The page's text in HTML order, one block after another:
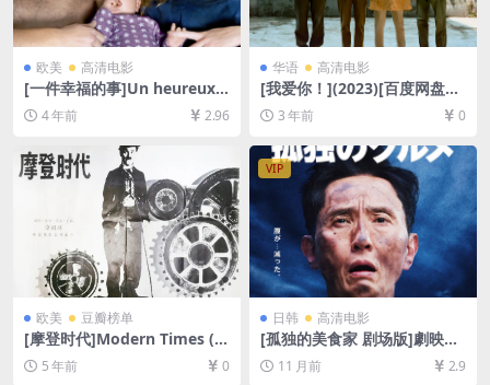
欧美 高清电影
[一件幸福的事]Un heureux é
vénement (2011)[百度网盘
+迅雷云盘资源1080P超清未
删减][MP4/6.6GB][中文字幕]
4 年前 2.96
华语 高清电影
[我爱你！](2023)[百度网盘
+迅雷云盘资源1080P超清未
删减][MKV/2GB][中英字幕]
3 年前 0
欧美 豆瓣榜单
[摩登时代]Modern Times (1
936)[百度网盘+迅雷云盘资源
1080P超清未删减][MKV/3.7G
5 年前 0
VIP
日韩 高清电影
[孤独的美食家 剧场版]劇映画
孤独のグルメ (2024)[百度网
盘+夸克网盘1080P超清未删
11 月前 2.9